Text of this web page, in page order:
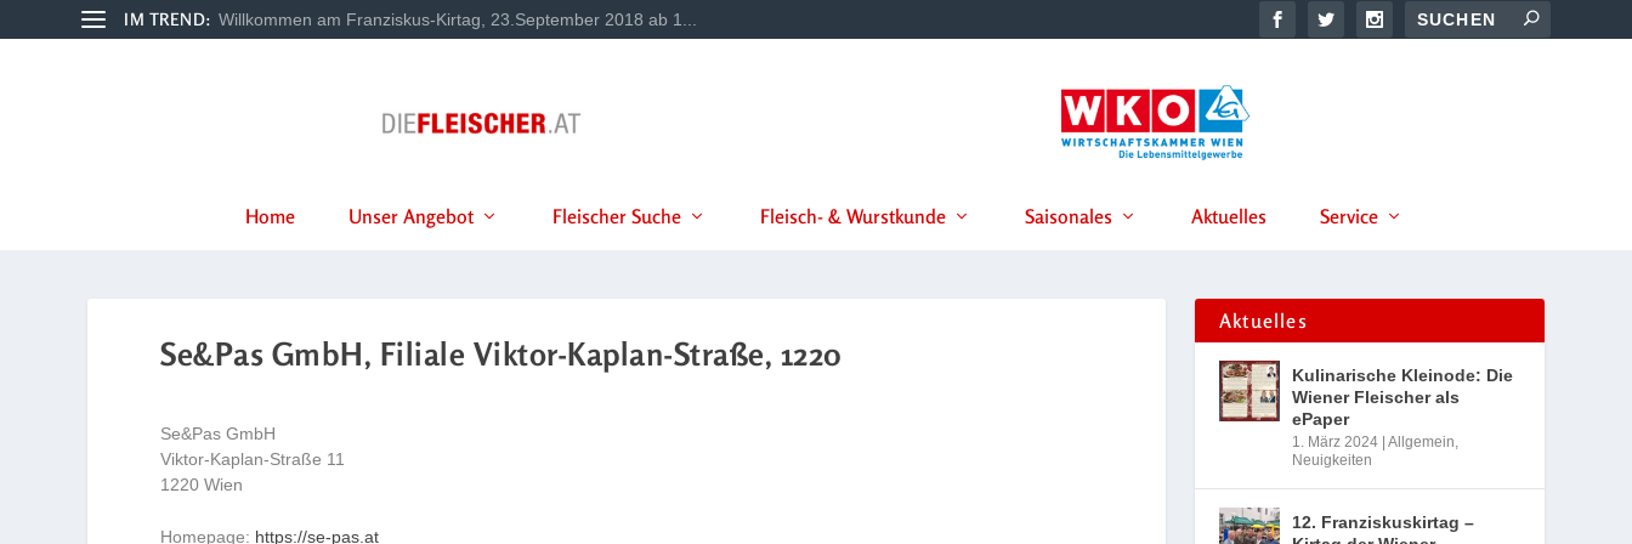
IM TREND: Willkommen am Franziskus-Kirtag, 23.September 2018 ab 1...
Home Unser Angebot Fleischer Suche Fleisch- & Wurstkunde Saisonales Aktuelles Service
Se&Pas GmbH, Filiale Viktor-Kaplan-Straße, 1220
Se&Pas GmbH
Viktor-Kaplan-Straße 11
1220 Wien
Homepage: https://se-pas.at
Aktuelles
Kulinarische Kleinode: Die
Wiener Fleischer als
ePaper
1. März 2024 Allgemein,
Neuigkeiten
12. Franziskuskirtag –